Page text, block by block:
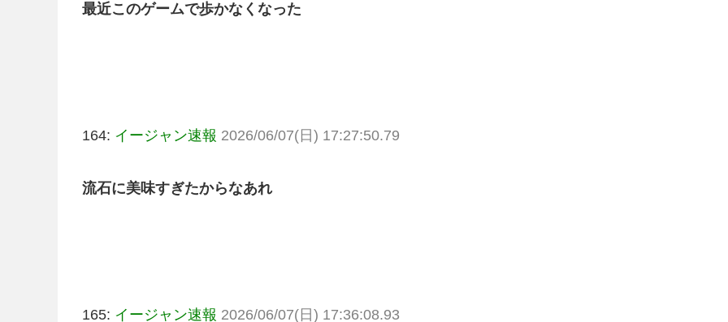
最近このゲームで歩かなくなった
164: イージャン速報 2026/06/07(日) 17:27:50.79
流石に美味すぎたからなあれ
165: イージャン速報 2026/06/07(日) 17:36:08.93